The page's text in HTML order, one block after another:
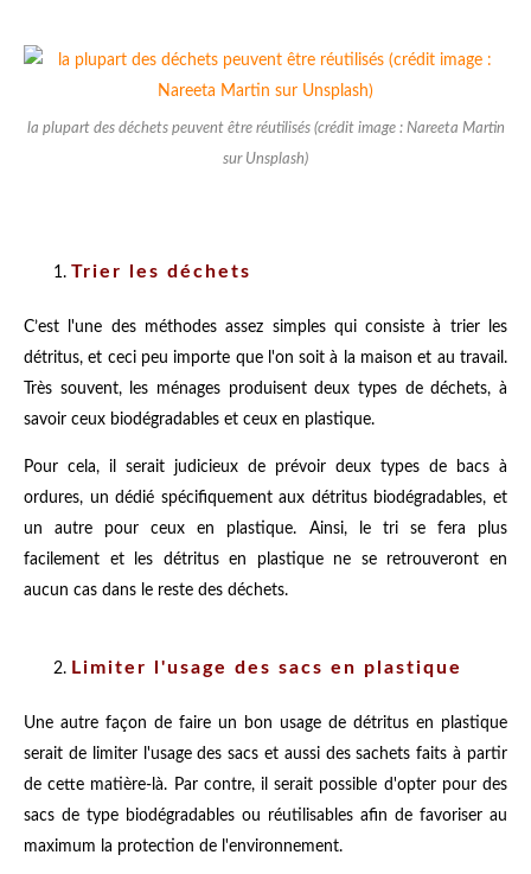
la plupart des déchets peuvent être réutilisés (crédit image : Nareeta Martin
sur Unsplash)
Trier les déchets
C’est l'une des méthodes assez simples qui consiste à trier les
détritus, et ceci peu importe que l'on soit à la maison et au travail.
Très souvent, les ménages produisent deux types de déchets, à
savoir ceux biodégradables et ceux en plastique.
Pour cela, il serait judicieux de prévoir deux types de bacs à
ordures, un dédié spécifiquement aux détritus biodégradables, et
un autre pour ceux en plastique. Ainsi, le tri se fera plus
facilement et les détritus en plastique ne se retrouveront en
aucun cas dans le reste des déchets.
Limiter l'usage des sacs en plastique
Une autre façon de faire un bon usage de détritus en plastique
serait de limiter l'usage des sacs et aussi des sachets faits à partir
de cette matière-là. Par contre, il serait possible d'opter pour des
sacs de type biodégradables ou réutilisables afin de favoriser au
maximum la protection de l'environnement.